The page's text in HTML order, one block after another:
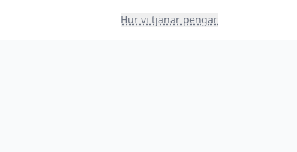
Hur vi tjänar pengar